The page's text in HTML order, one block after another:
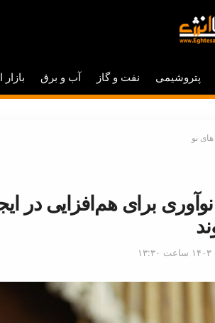
پتروشیمی نفت و گاز آب و برق
نو
برای هم‌افزایی در